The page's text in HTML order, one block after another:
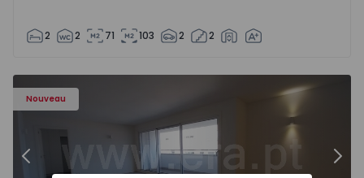
2 2 71 103 2 2
Nouveau
Appartement T3 Porto, Av. Boavista - 1575472 - 5
Précédent